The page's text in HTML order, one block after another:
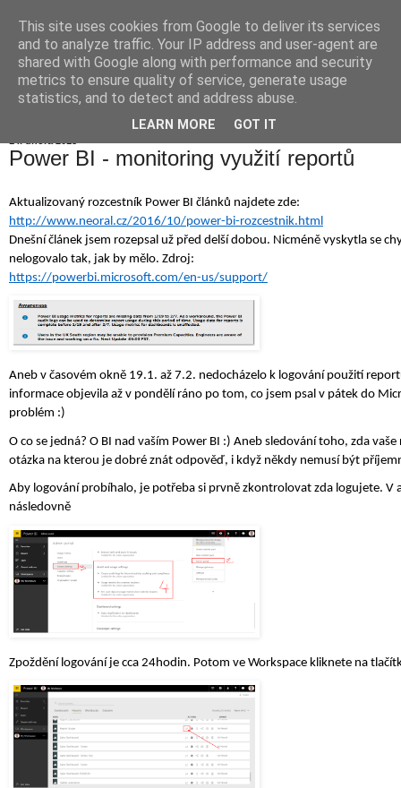
Jiří Neoral
Power BI - monitoring využití reportů
Aktualizovaný rozcestník Power BI článků najdete zde:
http://www.neoral.cz/2016/10/power-bi-rozcestnik.html
Dnešní článek jsem rozepsal už před delší dobou. Nicméně vyskytla se
nelogovalo tak, jak by mělo. Zdroj:
https://powerbi.microsoft.com/en-us/support/
Aneb v časovém okně 19.1. až 7.2. nedocházelo k logování použití
informace objevila až v pondělí ráno po tom, co jsem psal v pátek do
problém :)
O co se jedná? O BI nad vaším Power BI :) Aneb sledování toho, zda
otázka na kterou je dobré znát odpověď, i když někdy nemusí být
Aby logování probíhalo, je potřeba si prvně zkontrolovat zda logujete.
následovně
Zpoždění logování je cca 24hodin. Potom ve Workspace kliknete na
This site uses cookies from Google to deliver its services
and to analyze traffic. Your IP address and user-agent are
shared with Google along with performance and security
metrics to ensure quality of service, generate usage
statistics, and to detect and address abuse.
LEARN MORE GOT IT